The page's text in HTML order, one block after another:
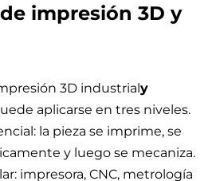
impresión 3D y
3D industrialy
aplicarse en tres niveles.
la pieza se imprime, se
y luego se mecaniza.
impresora, CNC, metrología